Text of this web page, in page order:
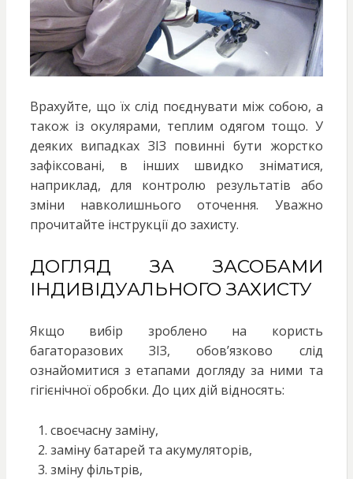
Врахуйте, що їх слід поєднувати між собою, а
також із окулярами, теплим одягом тощо. У
деяких випадках ЗІЗ повинні бути жорстко
зафіксовані, в інших швидко зніматися,
наприклад, для контролю результатів або
зміни навколишнього оточення. Уважно
прочитайте інструкції до захисту.
ДОГЛЯД ЗА ЗАСОБАМИ
ІНДИВІДУАЛЬНОГО ЗАХИСТУ
Якщо вибір зроблено на користь
багаторазових ЗІЗ, обов’язково слід
ознайомитися з етапами догляду за ними та
гігієнічної обробки. До цих дій відносять:
своєчасну заміну,
заміну батарей та акумуляторів,
зміну фільтрів,